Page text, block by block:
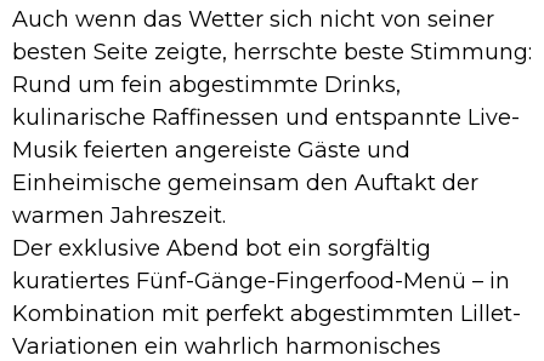
Auch wenn das Wetter sich nicht von seiner
besten Seite zeigte, herrschte beste Stimmung:
Rund um fein abgestimmte Drinks,
kulinarische Raffinessen und entspannte Live-
Musik feierten angereiste Gäste und
Einheimische gemeinsam den Auftakt der
warmen Jahreszeit.
Der exklusive Abend bot ein sorgfältig
kuratiertes Fünf-Gänge-Fingerfood-Menü – in
Kombination mit perfekt abgestimmten Lillet-
Variationen ein wahrlich harmonisches